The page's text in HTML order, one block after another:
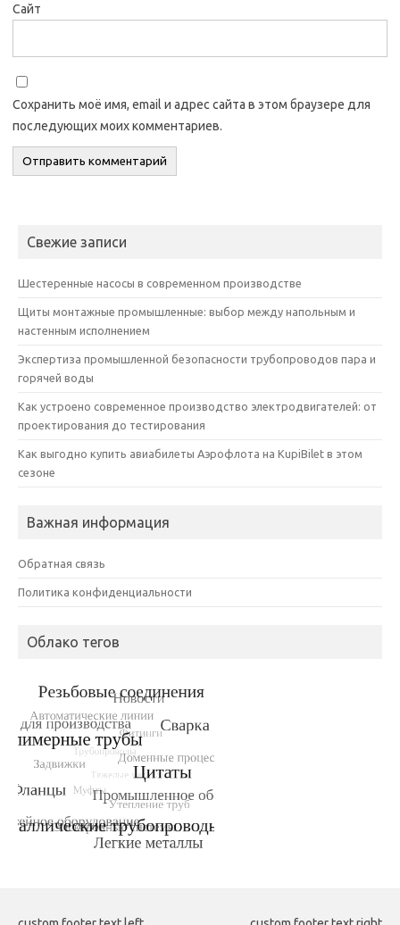
Сайт
Сохранить моё имя, email и адрес сайта в этом браузере для
последующих моих комментариев.
Свежие записи
Шестеренные насосы в современном производстве
Щиты монтажные промышленные: выбор между напольным и
настенным исполнением
Экспертиза промышленной безопасности трубопроводов пара и
горячей воды
Как устроено современное производство электродвигателей: от
проектирования до тестирования
Как выгодно купить авиабилеты Аэрофлота на KupiBilet в этом
сезоне
Важная информация
Обратная связь
Политика конфиденциальности
Облако тегов